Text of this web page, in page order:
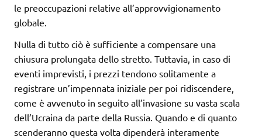
le preoccupazioni relative all’approvvigionamento
globale.
Nulla di tutto ciò è sufficiente a compensare una
chiusura prolungata dello stretto. Tuttavia, in caso di
eventi imprevisti, i prezzi tendono solitamente a
registrare un’impennata iniziale per poi ridiscendere,
come è avvenuto in seguito all’invasione su vasta scala
dell’Ucraina da parte della Russia. Quando e di quanto
scenderanno questa volta dipenderà interamente